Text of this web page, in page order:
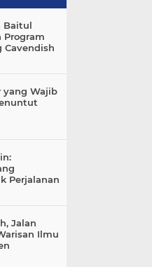
Baitul
Program
Cavendish
yang Wajib
Perjalanan
Jalan
Ilmu